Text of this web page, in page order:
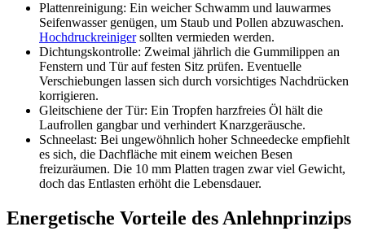
Plattenreinigung: Ein weicher Schwamm und lauwarmes
Seifenwasser genügen, um Staub und Pollen abzuwaschen.
Hochdruckreinigersollten vermieden werden.
Dichtungskontrolle: Zweimal jährlich die Gummilippen an
Fenstern und Tür auf festen Sitz prüfen. Eventuelle
Verschiebungen lassen sich durch vorsichtiges Nachdrücken
korrigieren.
Gleitschiene der Tür: Ein Tropfen harzfreies Öl hält die
Laufrollen gangbar und verhindert Knarzgeräusche.
Schneelast: Bei ungewöhnlich hoher Schneedecke empfiehlt
es sich, die Dachfläche mit einem weichen Besen
freizuräumen. Die 10 mm Platten tragen zwar viel Gewicht,
doch das Entlasten erhöht die Lebensdauer.
Energetische Vorteile des Anlehnprinzips